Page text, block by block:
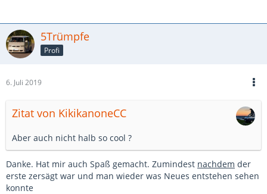
vollmachen
5Trümpfe
Profi
6. Juli 2019
Zitat von KikikanoneCC
Aber auch nicht halb so cool ?
Danke. Hat mir auch Spaß gemacht. Zumindest nachdem der
erste zersägt war und man wieder was Neues entstehen sehen
konnte